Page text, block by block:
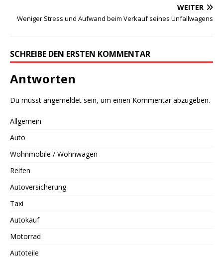
WEITER
Weniger Stress und Aufwand beim Verkauf seines Unfallwagens
SCHREIBE DEN ERSTEN KOMMENTAR
Antworten
Du musst angemeldet sein, um einen Kommentar abzugeben.
Allgemein
Auto
Wohnmobile / Wohnwagen
Reifen
Autoversicherung
Taxi
Autokauf
Motorrad
Autoteile